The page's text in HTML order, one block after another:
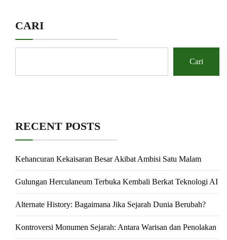
CARI
Cari
RECENT POSTS
Kehancuran Kekaisaran Besar Akibat Ambisi Satu Malam
Gulungan Herculaneum Terbuka Kembali Berkat Teknologi AI
Alternate History: Bagaimana Jika Sejarah Dunia Berubah?
Kontroversi Monumen Sejarah: Antara Warisan dan Penolakan